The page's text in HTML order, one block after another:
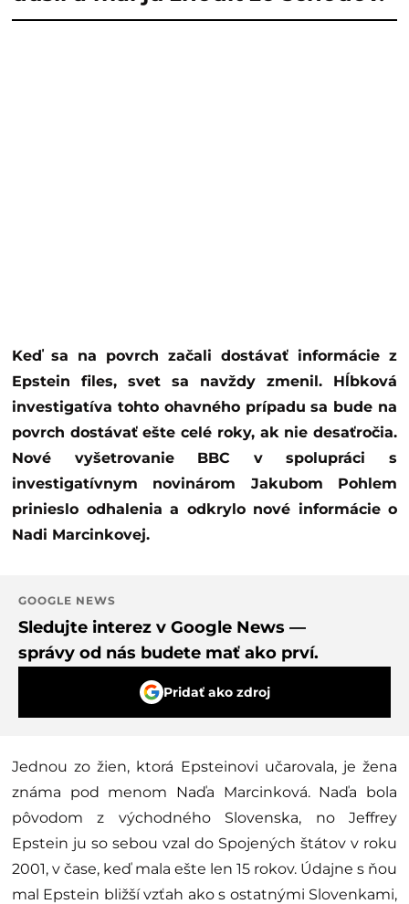
Keď sa na povrch začali dostávať informácie z
Epstein files, svet sa navždy zmenil. Hĺbková
investigatíva tohto ohavného prípadu sa bude na
povrch dostávať ešte celé roky, ak nie desaťročia.
Nové vyšetrovanie BBC v spolupráci s
investigatívnym novinárom Jakubom Pohlem
prinieslo odhalenia a odkrylo nové informácie o
Nadi Marcinkovej.
GOOGLE NEWS
Sledujte interez v Google News —
správy od nás budete mať ako prví.
Pridať ako zdroj
Jednou zo žien, ktorá Epsteinovi učarovala, je žena
známa pod menom Naďa Marcinková. Naďa bola
pôvodom z východného Slovenska, no Jeffrey
Epstein ju so sebou vzal do Spojených štátov v roku
2001, v čase, keď mala ešte len 15 rokov. Údajne s ňou
mal Epstein bližší vzťah ako s ostatnými Slovenkami,